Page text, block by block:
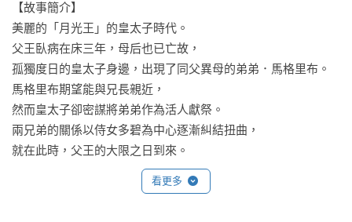
【故事簡介】
美麗的「月光王」的皇太子時代。
父王臥病在床三年，母后也已亡故，
孤獨度日的皇太子身邊，出現了同父異母的弟弟．馬格里布。
馬格里布期望能與兄長親近，
然而皇太子卻密謀將弟弟作為活人獻祭。
兩兄弟的關係以侍女多碧為中心逐漸糾結扭曲，
就在此時，父王的大限之日到來。
看更多